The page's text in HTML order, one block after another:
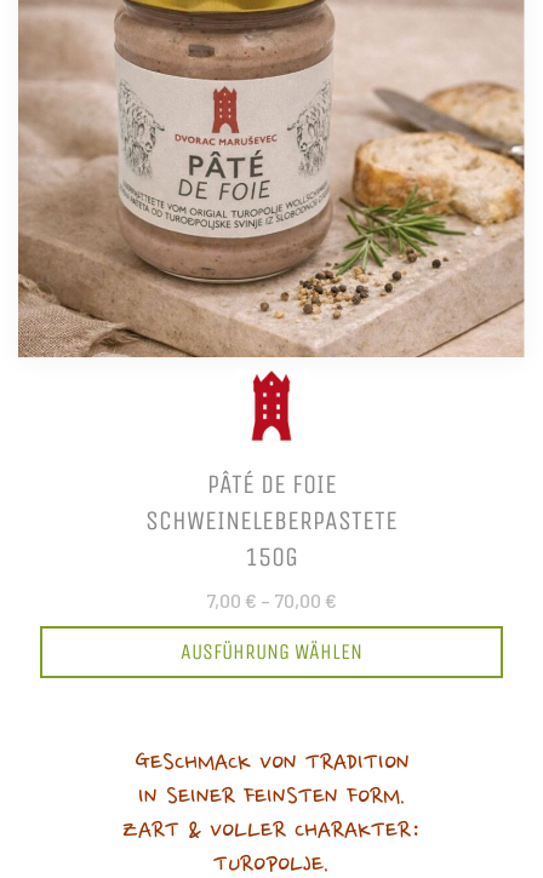
PÂTÉ DE FOIE
SCHWEINELEBERPASTETE
150G
7,00 € – 70,00 €
AUSFÜHRUNG WÄHLEN
GESCHMACK VON TRADITION
IN SEINER FEINSTEN FORM.
ZART & VOLLER CHARAKTER:
TUROPOLJE.